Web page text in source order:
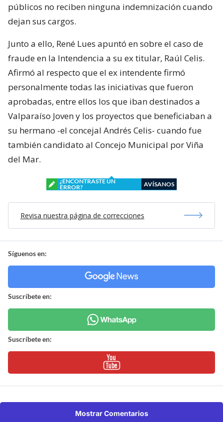
públicos no reciben ninguna indemnización cuando
dejan sus cargos.
Junto a ello, René Lues apuntó en sobre el caso de
fraude en la Intendencia a su ex titular, Raúl Celis.
Afirmó al respecto que el ex intendente firmó
personalmente todas las iniciativas que fueron
aprobadas, entre ellos los que iban destinados a
Valparaíso Joven y los proyectos que beneficiaban a
su hermano -el concejal Andrés Celis- cuando fue
también candidato al Concejo Municipal por Viña
del Mar.
¿ENCONTRASTE UN
ERROR?
AVÍSANOS
Revisa nuestra página de correcciones
Síguenos en:
Suscríbete en:
Suscríbete en:
Mostrar Comentarios